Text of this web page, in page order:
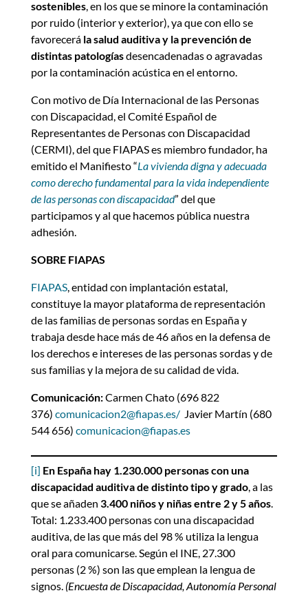
sostenibles, en los que se minore la contaminación
por ruido (interior y exterior), ya que con ello se
favorecerá la salud auditiva y la prevención de
distintas patologíasdesencadenadas o agravadas
por la contaminación acústica en el entorno.
Con motivo de Día Internacional de las Personas
con Discapacidad, el Comité Español de
Representantes de Personas con Discapacidad
(CERMI), del que FIAPAS es miembro fundador, ha
emitido el Manifiesto “La vivienda digna y adecuada
como derecho fundamental para la vida independiente
de las personas con discapacidad” del que
participamos y al que hacemos pública nuestra
adhesión.
SOBRE FIAPAS
FIAPAS, entidad con implantación estatal,
constituye la mayor plataforma de representación
de las familias de personas sordas en España y
trabaja desde hace más de 46 años en la defensa de
los derechos e intereses de las personas sordas y de
sus familias y la mejora de su calidad de vida.
Comunicación:Carmen Chato (696 822
376) comunicacion2@fiapas.es/ Javier Martín (680
544 656) comunicacion@fiapas.es
[i] En España hay 1.230.000 personas con una
discapacidad auditiva de distinto tipo y grado, a las
que se añaden 3.400 niños y niñas entre 2 y 5 años.
Total: 1.233.400 personas con una discapacidad
auditiva, de las que más del 98 % utiliza la lengua
oral para comunicarse. Según el INE, 27.300
personas (2 %) son las que emplean la lengua de
signos. (Encuesta de Discapacidad, Autonomía Personal